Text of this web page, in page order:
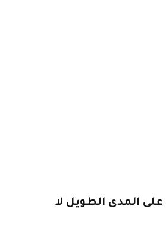
يقول أوبنهايمر إن اتجاه مؤشر ناسداك 100 على المدى الطويل لا